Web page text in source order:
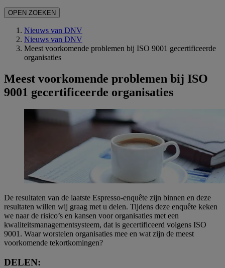
OPEN ZOEKEN
Nieuws van DNV
Nieuws van DNV
Meest voorkomende problemen bij ISO 9001 gecertificeerde
organisaties
Meest voorkomende problemen bij ISO
9001 gecertificeerde organisaties
De resultaten van de laatste Espresso-enquête zijn binnen en deze
resultaten willen wij graag met u delen. Tijdens deze enquête keken
we naar de risico’s en kansen voor organisaties met een
kwaliteitsmanagementsysteem, dat is gecertificeerd volgens ISO
9001. Waar worstelen organisaties mee en wat zijn de meest
voorkomende tekortkomingen?
DELEN: